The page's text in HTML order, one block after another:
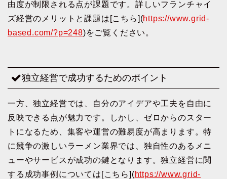
由度が制限される点が課題です。詳しいフランチャイ
ズ経営のメリットと課題は[こちら](https://www.grid-
based.com/?p=248)をご覧ください。
独立経営で成功するためのポイント
一方、独立経営では、自分のアイデアや工夫を自由に
反映できる点が魅力です。しかし、ゼロからのスター
トになるため、集客や運営の難易度が高まります。特
に競争の激しいラーメン業界では、独自性のあるメニ
ューやサービスが成功の鍵となります。独立経営に関
する成功事例については[こちら](https://www.grid-